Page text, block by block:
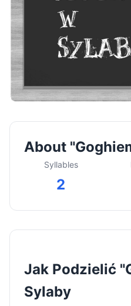
About
Syllables
2
Jak Podzielić
Sylaby